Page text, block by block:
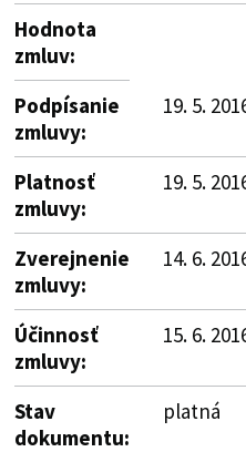
Hodnota
zmluv:
Podpísanie
zmluvy:
19. 5.
Platnosť
zmluvy:
19. 5.
Zverejnenie
zmluvy:
14. 6.
Účinnosť
zmluvy:
15. 6.
Stav
dokumentu:
platná